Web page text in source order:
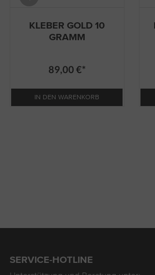
KLEBER GOLD 10
GRAMM
89,00 €*
IN DEN WARENKORB
SERVICE-HOTLINE